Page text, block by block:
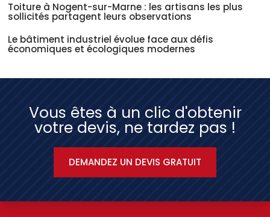
Toiture à Nogent-sur-Marne : les artisans les plus
sollicités partagent leurs observations
Le bâtiment industriel évolue face aux défis
économiques et écologiques modernes
Vous êtes à un clic d'obtenir
votre devis, ne tardez pas !
DEMANDEZ UN DEVIS GRATUIT